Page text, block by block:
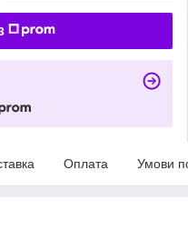
Оплата Умови